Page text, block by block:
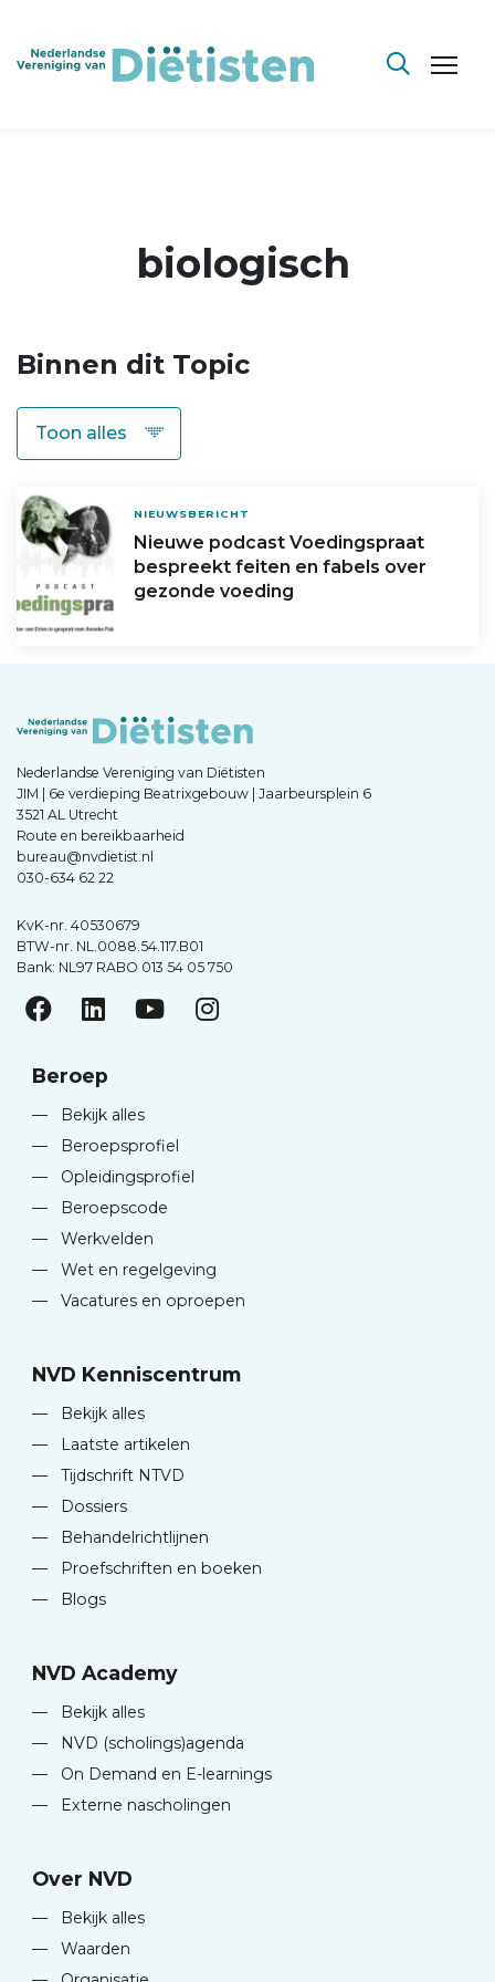
biologisch
Binnen dit Topic
NIEUWSBERICHT
Nieuwe podcast Voedingspraat
bespreekt feiten en fabels over
gezonde voeding
Nederlandse Vereniging van Diëtisten
JIM | 6e verdieping Beatrixgebouw | Jaarbeursplein 6
3521 AL Utrecht
Route en bereikbaarheid
bureau@nvdietist.nl
030-634 62 22
KvK-nr. 40530679
BTW-nr. NL.0088.54.117.B01
Bank: NL97 RABO 013 54 05 750
Beroep
—
Bekijk alles
—
Beroepsprofiel
—
Opleidingsprofiel
—
Beroepscode
—
Werkvelden
—
Wet en regelgeving
—
Vacatures en oproepen
NVD Kenniscentrum
—
Bekijk alles
—
Laatste artikelen
—
Tijdschrift NTVD
—
Dossiers
—
Behandelrichtlijnen
—
Proefschriften en boeken
—
Blogs
NVD Academy
—
Bekijk alles
—
NVD (scholings)agenda
—
On Demand en E-learnings
—
Externe nascholingen
Over NVD
—
Bekijk alles
—
Waarden